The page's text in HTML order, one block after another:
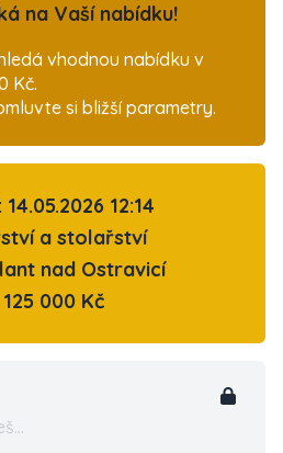
na Vaší nabídku!
vhodnou nabídku v
Kč.
si bližší parametry.
14.05.2026 12:14
a stolařství
nad Ostravicí
000 Kč